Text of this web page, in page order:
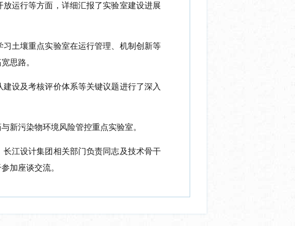
运行等方面，详细汇报了实验室建设进展
土壤重点实验室在运行管理、机制创新等
思路。
设及考核评价体系等关键议题进行了深入
新污染物环境风险管控重点实验室。
江设计集团相关部门负责同志及技术骨干
加座谈交流。